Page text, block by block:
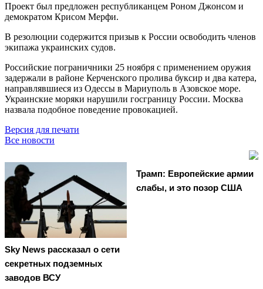
Проект был предложен республиканцем Роном Джонсом и
демократом Крисом Мерфи.
В резолюции содержится призыв к России освободить членов
экипажа украинских судов.
Российские пограничники 25 ноября с применением оружия
задержали в районе Керченского пролива буксир и два катера,
направлявшиеся из Одессы в Мариуполь в Азовское море.
Украинские моряки нарушили госграницу России. Москва
назвала подобное поведение провокацией.
Версия для печати
Все новости
Sky News рассказал о сети
секретных подземных
заводов ВСУ
Трамп: Европейские армии
слабы, и это позор США